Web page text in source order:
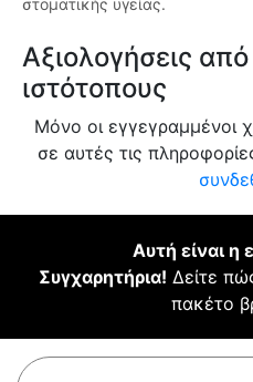
στοματικής υγείας.
Αξιολογήσεις
ιστότοπους
Μόνο οι εγγεγραμμένοι
σε αυτές τις
Αυτή είναι η
Συγχαρητήρια! Δείτε
πακέτο